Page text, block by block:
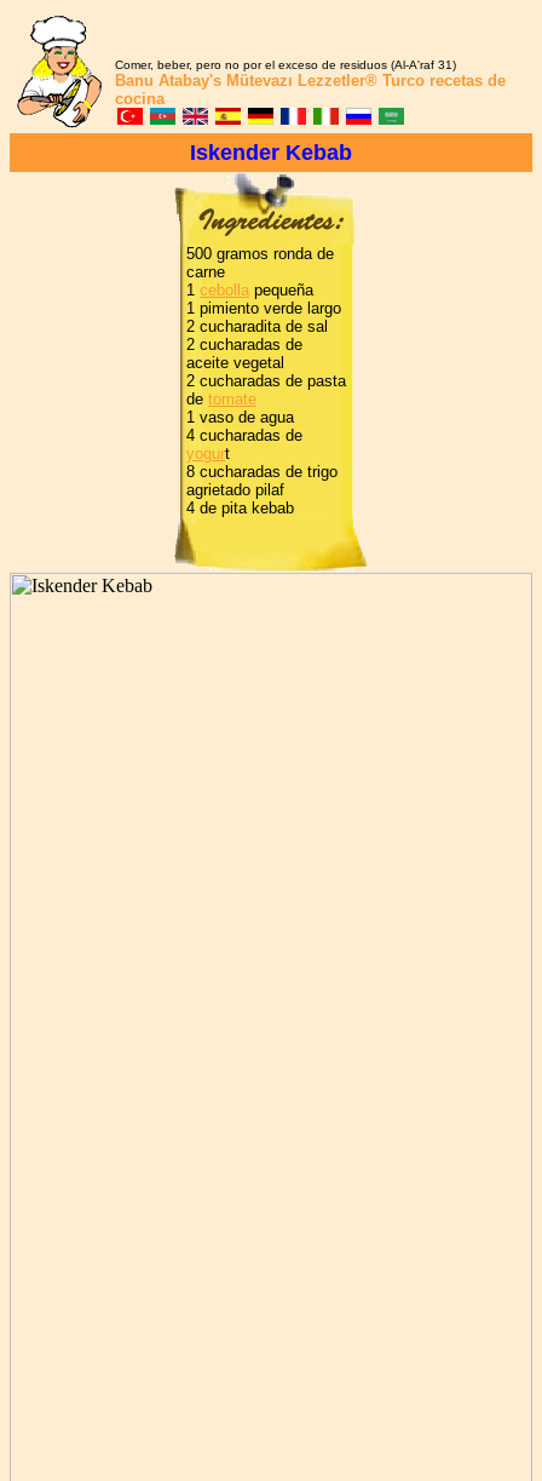
Comer, beber, pero no por el exceso de residuos (Al-A'raf 31)
Banu Atabay's Mütevazı Lezzetler® Turco recetas de
cocina
Iskender Kebab
500 gramos ronda de
carne
1 cebolla pequeña
1 pimiento verde largo
2 cucharadita de sal
2 cucharadas de
aceite vegetal
2 cucharadas de pasta
de tomate
1 vaso de agua
4 cucharadas de
yogurt
8 cucharadas de trigo
agrietado pilaf
4 de pita kebab